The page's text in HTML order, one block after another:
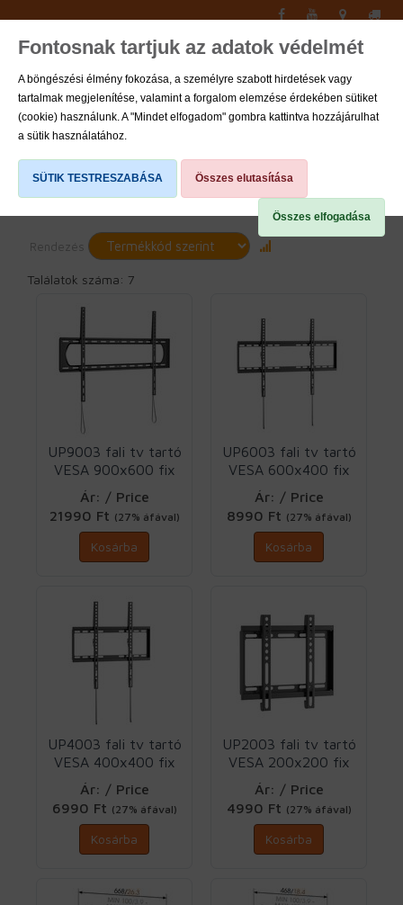
Fontosnak tartjuk az adatok védelmét
A böngészési élmény fokozása, a személyre szabott hirdetések vagy
tartalmak megjelenítése, valamint a forgalom elemzése érdekében sütiket
(cookie) használunk. A "Mindet elfogadom" gombra kattintva hozzájárulhat
a sütik használatához.
SÜTIK TESTRESZABÁSA Összes elutasítása
Összes elfogadása
0
Fix
Rendezés
Találatok száma: 7
UP9003 fali tv tartó
VESA 900x600 fix
Vogels
Ár: / Price
21990 Ft (27% áfával)
Kosárba
UP6003 fali tv tartó
VESA 600x400 fix
Vogels
Ár: / Price
8990 Ft (27% áfával)
Kosárba
UP4003 fali tv tartó
VESA 400x400 fix
Vogels
Ár: / Price
6990 Ft (27% áfával)
Kosárba
UP2003 fali tv tartó
VESA 200x200 fix
Vogels
Ár: / Price
4990 Ft (27% áfával)
Kosárba